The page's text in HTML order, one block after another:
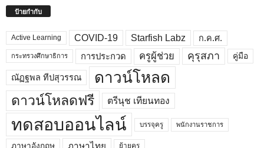
ป้ายกำกับ
Active Learning COVID-19 Starfish Labz ก.ค.ศ.
กระทรวงศึกษาธิการ การประกวด ครูผู้ช่วย คุรุสภา คู่มือ
ณัฏฐพล ทีปสุวรรณ ดาวน์โหลด
ดาวน์โหลดฟรี ตรีนุช เทียนทอง
ทดสอบออนไลน์ บรรจุครู พนักงานราชการ
ภาษาอังกฤษ ย้ายครู